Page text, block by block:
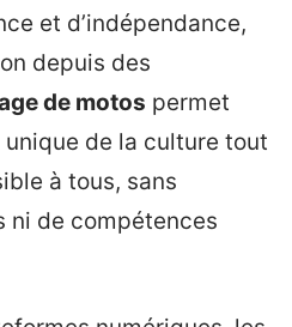
et d’indépendance,
depuis des
de motos permet
de la culture tout
à tous, sans
ni de compétences